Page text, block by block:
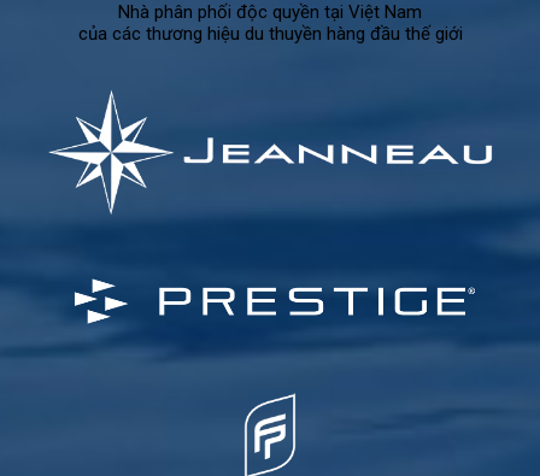
Nhà phân phối độc quyền tại Việt Nam
của các thương hiệu du thuyền hàng đầu thế giới